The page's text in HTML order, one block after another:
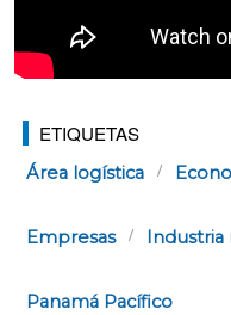
ETIQUETAS
Área logística
Empresas
Panamá Pacífico